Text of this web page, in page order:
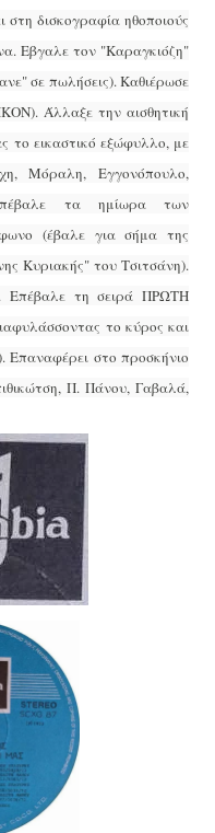
δισκογραφία ηθοποιούς
Εβγαλε τον "Καραγκιόζη"
σε πωλήσεις). Καθιέρωσε
Άλλαξε την αισθητική
το εικαστικό εξώφυλλο, με
Μόραλη, Εγγονόπουλο,
τα ημίωρα των
(έβαλε για σήμα της
Κυριακής" του Τσιτσάνη).
Επέβαλε τη σειρά ΠΡΩΤΗ
το κύρος και
Επαναφέρει στο προσκήνιο
Π. Πάνου, Γαβαλά,